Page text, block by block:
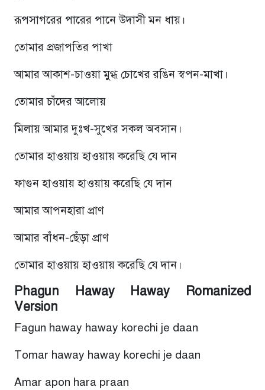
রূপসাগরের পারের পানে উদাসী মন ধায়।
তোমার প্রজাপতির পাখা
আমার আকাশ-চাওয়া মুগ্ধ চোখের রঙিন স্বপন-মাখা।
তোমার চাঁদের আলোয়
মিলায় আমার দুঃখ-সুখের সকল অবসান।
তোমার হাওয়ায় হাওয়ায় করেছি যে দান
ফাগুন হাওয়ায় হাওয়ায় করেছি যে দান
আমার আপনহারা প্রাণ
আমার বাঁধন-ছেঁড়া প্রাণ
তোমার হাওয়ায় হাওয়ায় করেছি যে দান।
Phagun Haway Haway Romanized
Version
Fagun haway haway korechi je daan
Tomar haway haway korechi je daan
Amar apon hara praan